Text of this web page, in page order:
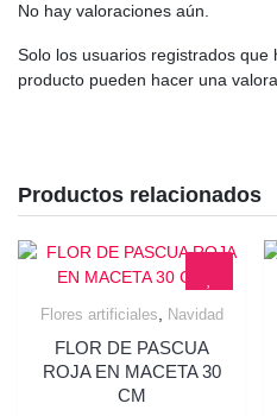
No hay valoraciones aún.
Solo los usuarios registrados que
producto pueden hacer una
Productos relacionados
Flores artificiales, Navidad
FLOR DE PASCUA
ROJA EN MACETA 30
CM